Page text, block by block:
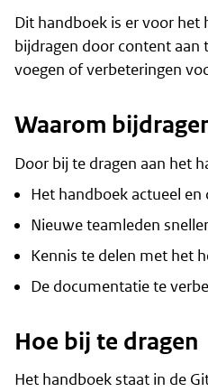
Dit handboek is er voor het
bijdragen door content aan
voegen of verbeteringen
Waarom
Door bij te dragen aan het
Het handboek actueel
Nieuwe teamleden
Kennis te delen met het
De documentatie te
Hoe bij te dragen
Het handboek staat in de